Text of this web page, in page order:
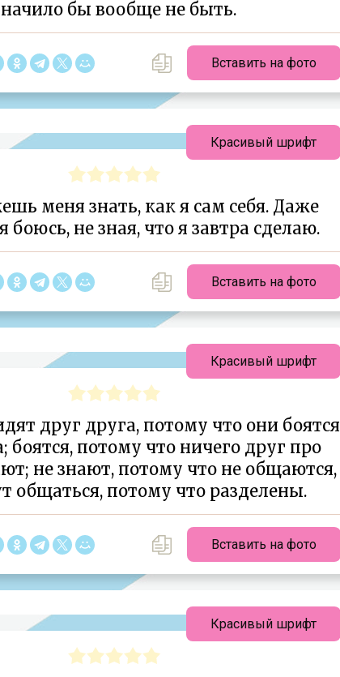
бы вообще не быть.
Вставить на фото
меня знать, как я сам себя. Даже
боюсь, не зная, что я завтра сделаю.
Вставить на фото
Красивый шрифт
друг друга, потому что они боятся
боятся, потому что ничего друг про
не знают, потому что не общаются,
общаться, потому что разделены.
Вставить на фото
Красивый шрифт
Красивый шрифт